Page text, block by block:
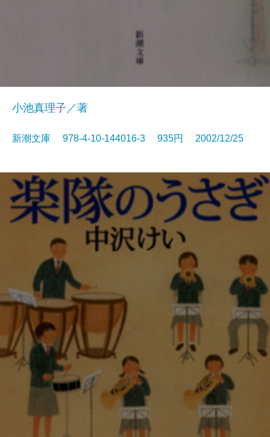
小池真理子／著
新潮文庫 978-4-10-144016-3 935円 2002/12/25